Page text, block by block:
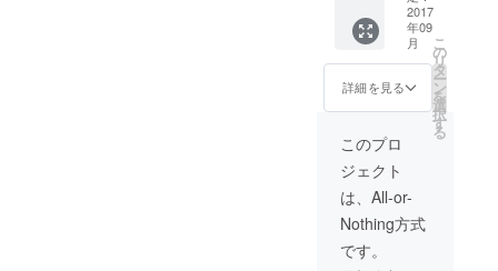
直接インタ
ビューして
商材の発掘
とブラン
ディングを
新潟のグル
メだけでな
く、伝統工
芸品、工業
製品、新
「にい
がた経
済新
聞」に
載せる
協力し
て頂い
た企業
の社名
を乗せ
た御礼
く、当
社でバ
ナー作
成の必
要があ
る場合
（含・
作成料
３００
０円）
・リ
ニュー
アルし
2017
年09
月
詳細を見る
こ
の
リ
タ
ー
ン
を
選
択
す
る
このプロ
ジェクト
は、All-or-
Nothing方式
です。